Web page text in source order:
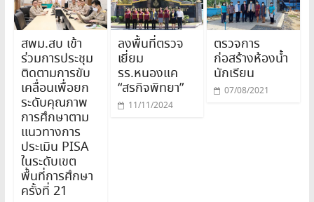
สพม.สบ เข้า
ร่วมการประชุม
ติดตามการขับ
เคลื่อนเพื่อยก
ระดับคุณภาพ
การศึกษาตาม
แนวทางการ
ประเมิน PISA
ในระดับเขต
พื้นที่การศึกษา
ครั้งที่ 21
ลงพื้นที่ตรวจ
เยี่ยม
รร.หนองแค
“สรกิจพิทยา”
11/11/2024
ตรวจการ
ก่อสร้างห้องน้ำ
นักเรียน
07/08/2021